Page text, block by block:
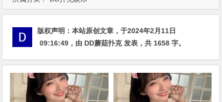
版权声明：本站原创文章，于2024年2月11日
09:16:49 ，由 DD蘑菇扑克发表，共 1658 字。